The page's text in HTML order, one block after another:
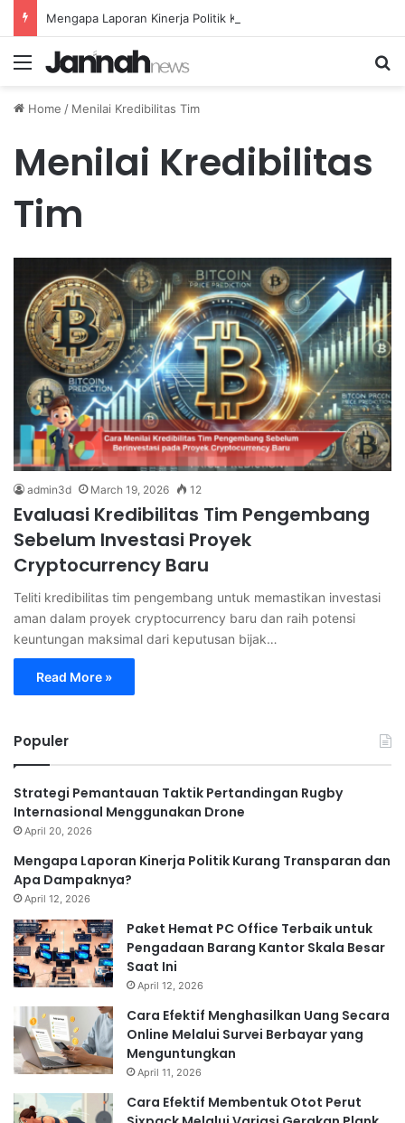
Menu
Home / Menilai Kredibilitas Tim
Menilai Kredibilitas
Tim
admin3d March 19, 2026 12
Evaluasi Kredibilitas Tim Pengembang
Sebelum Investasi Proyek
Cryptocurrency Baru
Teliti kredibilitas tim pengembang untuk memastikan investasi
aman dalam proyek cryptocurrency baru dan raih potensi
keuntungan maksimal dari keputusan bijak…
Read More »
Populer
Strategi Pemantauan Taktik Pertandingan Rugby
Internasional Menggunakan Drone
April 20, 2026
Mengapa Laporan Kinerja Politik Kurang Transparan dan
Apa Dampaknya?
April 12, 2026
Paket Hemat PC Office Terbaik untuk
Pengadaan Barang Kantor Skala Besar
Saat Ini
April 12, 2026
Cara Efektif Menghasilkan Uang Secara
Online Melalui Survei Berbayar yang
Menguntungkan
April 11, 2026
Cara Efektif Membentuk Otot Perut